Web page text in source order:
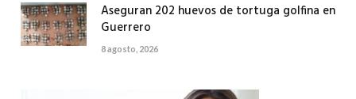
Aseguran 202 huevos de tortuga golfina en
Guerrero
8 agosto, 2026